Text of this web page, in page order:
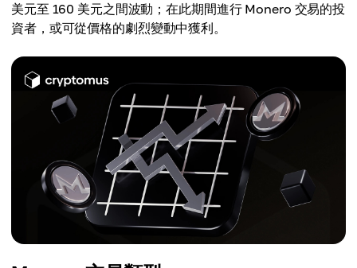
美元至 160 美元之間波動；在此期間進行 Monero 交易的投
資者，或可從價格的劇烈變動中獲利。